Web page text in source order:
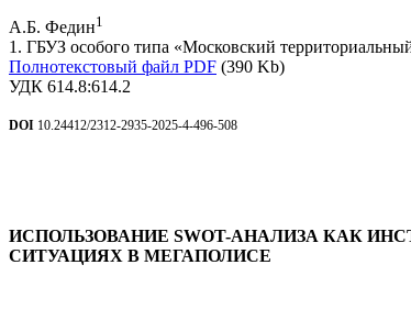
А.Б. Федин1
1. ГБУЗ особого типа «Московский
Полнотекстовый файл PDF (390 Kb)
УДК 614.8:614.2
DOI 10.24412/2312-2935-2025-4-496-508
ИСПОЛЬЗОВАНИЕ SWOT-АНАЛИЗА КАК
СИТУАЦИЯХ В МЕГАПОЛИСЕ